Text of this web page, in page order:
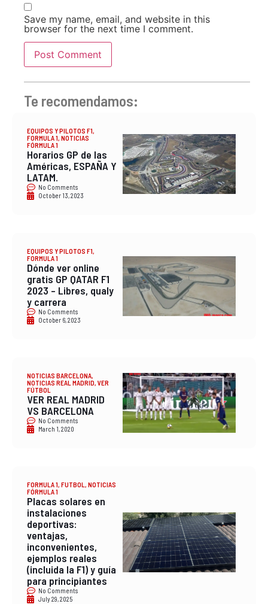
Save my name, email, and website in this
browser for the next time I comment.
Te recomendamos:
EQUIPOS Y PILOTOS F1,
FORMULA 1, NOTICIAS
FÓRMULA 1
Horarios GP de las
Américas, ESPAÑA Y
LATAM.
No Comments
October 13, 2023
EQUIPOS Y PILOTOS F1,
FORMULA 1
Dónde ver online
gratis GP QATAR F1
2023 – Libres, qualy
y carrera
No Comments
October 6, 2023
NOTICIAS BARCELONA,
NOTICIAS REAL MADRID, VER
FÚTBOL
VER REAL MADRID
VS BARCELONA
No Comments
March 1, 2020
FORMULA 1, FUTBOL, NOTICIAS
FÓRMULA 1
Placas solares en
instalaciones
deportivas:
ventajas,
inconvenientes,
ejemplos reales
(incluida la F1) y guía
para principiantes
No Comments
July 29, 2025